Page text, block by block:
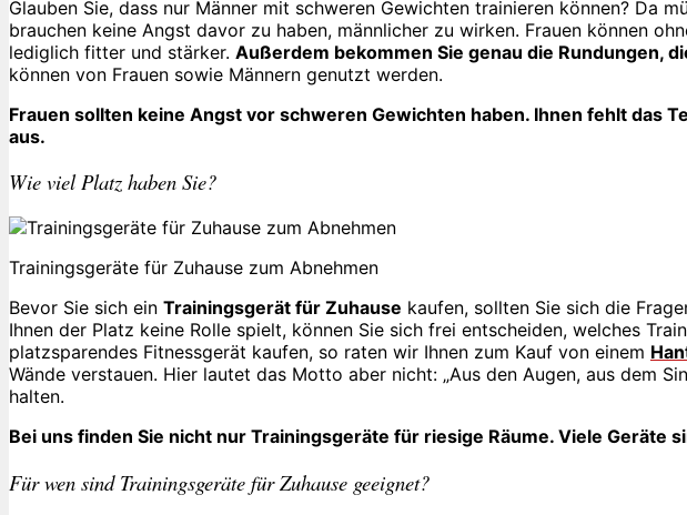
Glauben Sie, dass nur Männer mit schweren Gewichten trainieren können? Da
brauchen keine Angst davor zu haben, männlicher zu wirken. Frauen können
lediglich fitter und stärker. Außerdem bekommen Sie genau die Rundungen,
können von Frauen sowie Männern genutzt werden.
Frauen sollten keine Angst vor schweren Gewichten haben. Ihnen fehlt das
aus.
Wie viel Platz haben Sie?
Trainingsgeräte für Zuhause zum Abnehmen
Bevor Sie sich ein Trainingsgerät für Zuhause kaufen, sollten Sie sich die
Ihnen der Platz keine Rolle spielt, können Sie sich frei entscheiden, welches
platzsparendes Fitnessgerät kaufen, so raten wir Ihnen zum Kauf von einem
Wände verstauen. Hier lautet das Motto aber nicht: „Aus den Augen, aus dem
halten.
Bei uns finden Sie nicht nur Trainingsgeräte für riesige Räume. Viele
Für wen sind Trainingsgeräte für Zuhause geeignet?